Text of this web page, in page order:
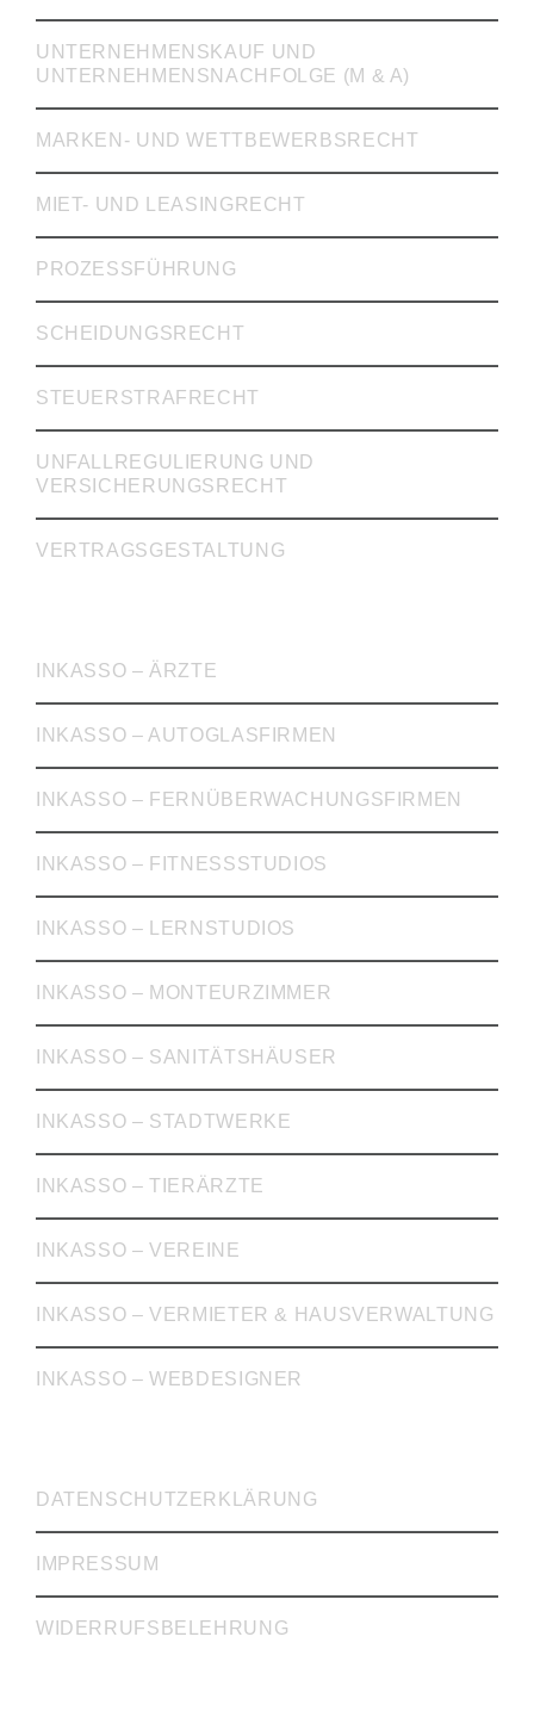
UNTERNEHMENSKAUF UND
UNTERNEHMENSNACHFOLGE (M & A)
MARKEN- UND WETTBEWERBSRECHT
MIET- UND LEASINGRECHT
PROZESSFÜHRUNG
SCHEIDUNGSRECHT
STEUERSTRAFRECHT
UNFALLREGULIERUNG UND
VERSICHERUNGSRECHT
VERTRAGSGESTALTUNG
INKASSO – ÄRZTE
INKASSO – AUTOGLASFIRMEN
INKASSO – FERNÜBERWACHUNGSFIRMEN
INKASSO – FITNESSSTUDIOS
INKASSO – LERNSTUDIOS
INKASSO – MONTEURZIMMER
INKASSO – SANITÄTSHÄUSER
INKASSO – STADTWERKE
INKASSO – TIERÄRZTE
INKASSO – VEREINE
INKASSO – VERMIETER & HAUSVERWALTUNG
INKASSO – WEBDESIGNER
DATENSCHUTZERKLÄRUNG
IMPRESSUM
WIDERRUFSBELEHRUNG